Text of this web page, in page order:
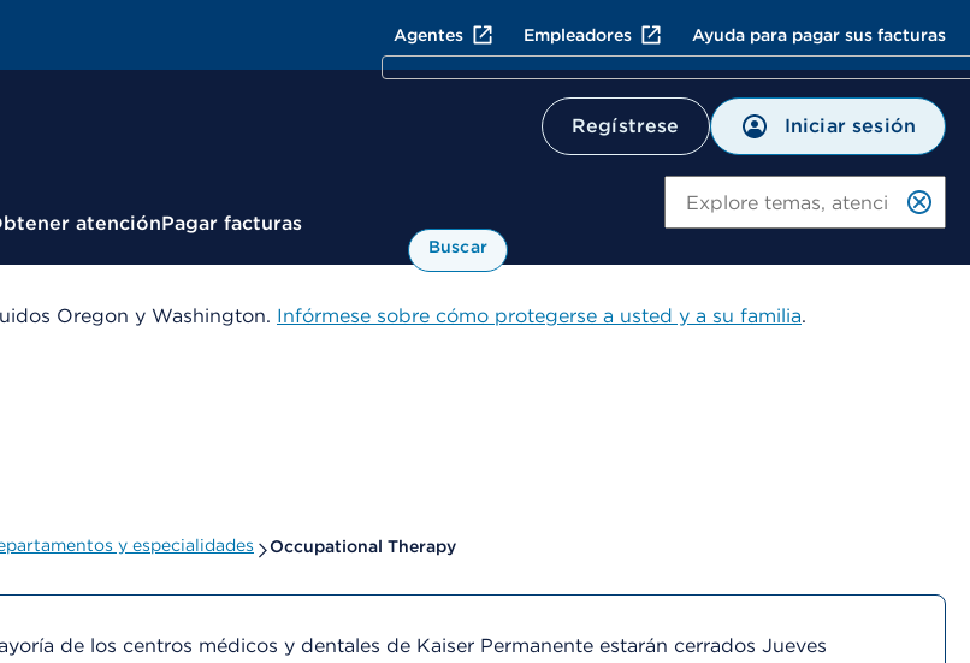
Agentes Empleadores Ayuda para pagar sus facturas
Regístrese Iniciar sesión
atenciónPagar facturas
Buscar
Oregon y Washington. Infórmese sobre cómo protegerse a usted y a su familia.
y especialidades Occupational Therapy
de los centros médicos y dentales de Kaiser Permanente estarán cerrados Jueves